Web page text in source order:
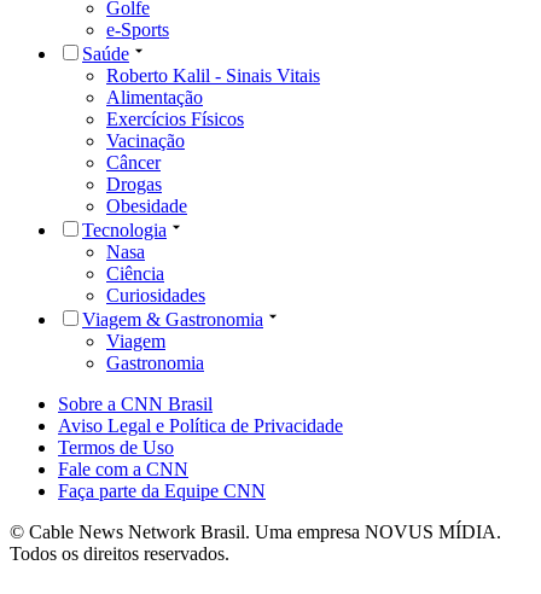
Golfe
e-Sports
Saúde
Roberto Kalil - Sinais Vitais
Alimentação
Exercícios Físicos
Vacinação
Câncer
Drogas
Obesidade
Tecnologia
Nasa
Ciência
Curiosidades
Viagem & Gastronomia
Viagem
Gastronomia
Sobre a CNN Brasil
Aviso Legal e Política de Privacidade
Termos de Uso
Fale com a CNN
Faça parte da Equipe CNN
© Cable News Network Brasil. Uma empresa NOVUS MÍDIA.
Todos os direitos reservados.